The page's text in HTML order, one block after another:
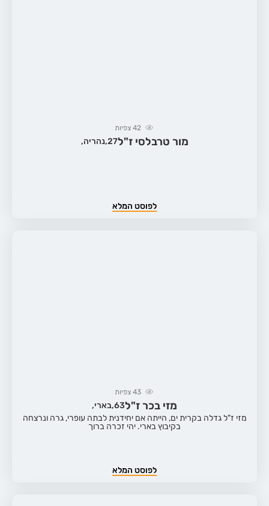
42צפיות
מור טרבלסי ז"ל27, נהריה,
לפוסט המלא
43צפיות
מזי בכר ז"ל63, בארי,
מזי ז"ל גדלה בקרית ים, הייתה אם יחידנית לבתה עופרי, גרה ונרצחה
בקיבוץ בארי. יהי זכרה ברוך
לפוסט המלא